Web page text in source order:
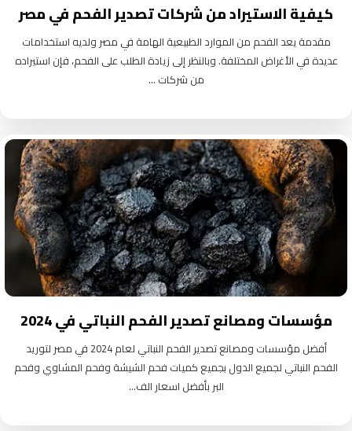
كيفية الاستيراد من شركات تصدير الفحم في مصر
مقدمة يعد الفحم من الموارد الطبيعية الهامة في مصر ولديه استخدامات
عديدة في الأغراض المختلفة. وبالنظر إلى زيادة الطلب على الفحم، فإن استيراده
من شركات ...
مؤسسات ومصانع تصدير الفحم النباتي في 2024
أفضل مؤسسات ومصانع تصدير الفحم النباتي لعام 2024 في مصر لتوريد
الفحم النباتي لجميع الدول بجميع كميات فحم الشيشة وفحم المشاوي وفحم
البر بأفضل اسعار الف...